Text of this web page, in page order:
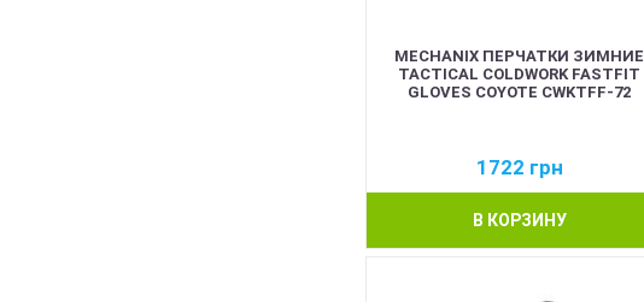
MECHANIX ПЕРЧАТКИ ЗИМНИЕ
TACTICAL COLDWORK FASTFIT
GLOVES COYOTE CWKTFF-72
1722 грн
В КОРЗИНУ